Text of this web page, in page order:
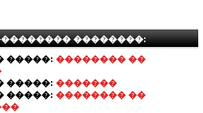
��������:
�����: �������� ��
�����: �������
�����: �������� ��